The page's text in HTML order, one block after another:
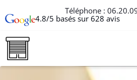
Téléphone :
4.8/5 basés sur 628 avis